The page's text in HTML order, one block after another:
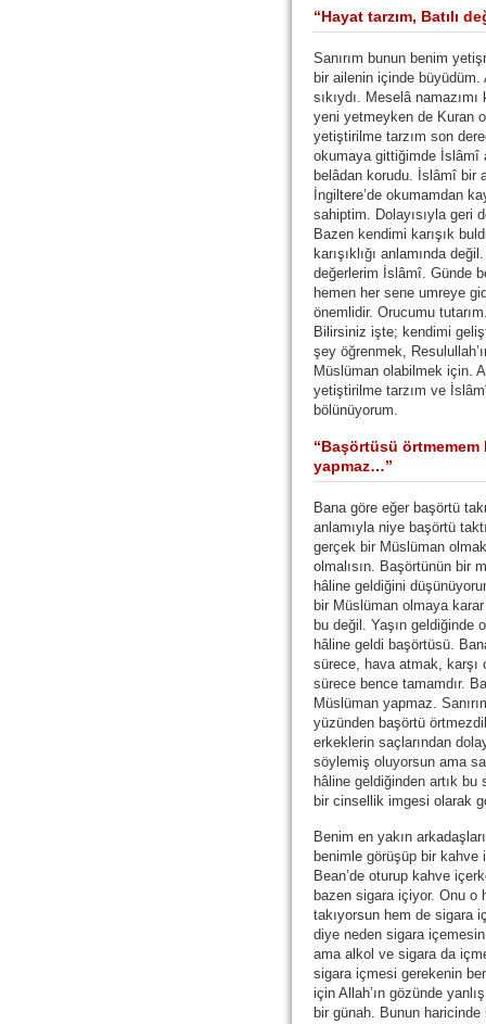
“Hayat tarzım, Batılı
Sanırım bunun benim
bir ailenin içinde
sıkıydı. Meselâ
yeni yetmeyken de Kuran
yetiştirilme tarzım son
okumaya gittiğimde İslâmî
belâdan korudu. İslâmî bir
İngiltere’de okumamdan
sahiptim. Dolayısıyla geri
Bazen kendimi karışık
karışıklığı anlamında
değerlerim İslâmî. Günde
hemen her sene umreye
önemlidir. Orucumu
Bilirsiniz işte; kendimi
şey öğrenmek,
Müslüman olabilmek için.
yetiştirilme tarzım ve
bölünüyorum.
“Başörtüsü
yapmaz…”
Bana göre eğer başörtü
anlamıyla niye başörtü
gerçek bir Müslüman
olmalısın. Başörtünün bir
hâline geldiğini
bir Müslüman olmaya
bu değil. Yaşın geldiğinde
hâline geldi başörtüsü.
sürece, hava atmak,
sürece bence tamamdır.
Müslüman yapmaz.
yüzünden başörtü
erkeklerin saçlarından
söylemiş oluyorsun ama
hâline geldiğinden artık
bir cinsellik imgesi olarak
Benim en yakın
benimle görüşüp bir kahve
Bean’de oturup kahve
bazen sigara içiyor. Onu o
takıyorsun hem de sigara
diye neden sigara
ama alkol ve sigara da
sigara içmesi gerekenin
için Allah’ın gözünde
bir günah. Bunun